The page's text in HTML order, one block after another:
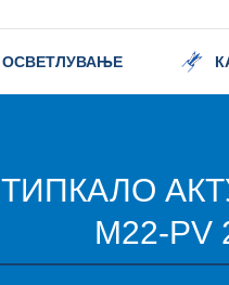
ОСВЕТЛУВАЊЕ
ТИПКАЛО
M22-PV